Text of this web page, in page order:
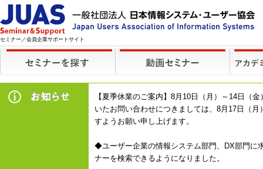
セミナー／会員企業サポートサイト
【夏季休業のご案内】8月10日（月）～14日（
いたお問い合わせにつきましては、8月17日（
すようお願い申し上げます。
◆ユーザー企業の情報システム部門、DX部門に
ナーを検索できるようになりました。